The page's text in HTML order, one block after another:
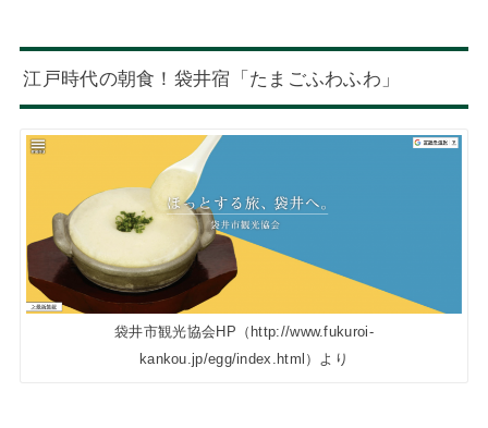
江戸時代の朝食！袋井宿「たまごふわふわ」
袋井市観光協会HP（http://www.fukuroi-
kankou.jp/egg/index.html）より